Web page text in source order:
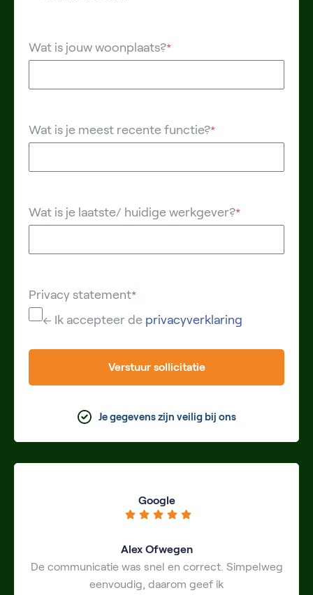
Wat is jouw woonplaats?*
Wat is je meest recente functie?*
Wat is je laatste/ huidige werkgever?*
Privacy statement*
← Ik accepteer de privacyverklaring
Verstuur sollicitatie
Je gegevens zijn veilig bij ons
Google
Alex Ofwegen
De communicatie was snel en correct. Simpelweg
eenvoudig, daarom geef ik